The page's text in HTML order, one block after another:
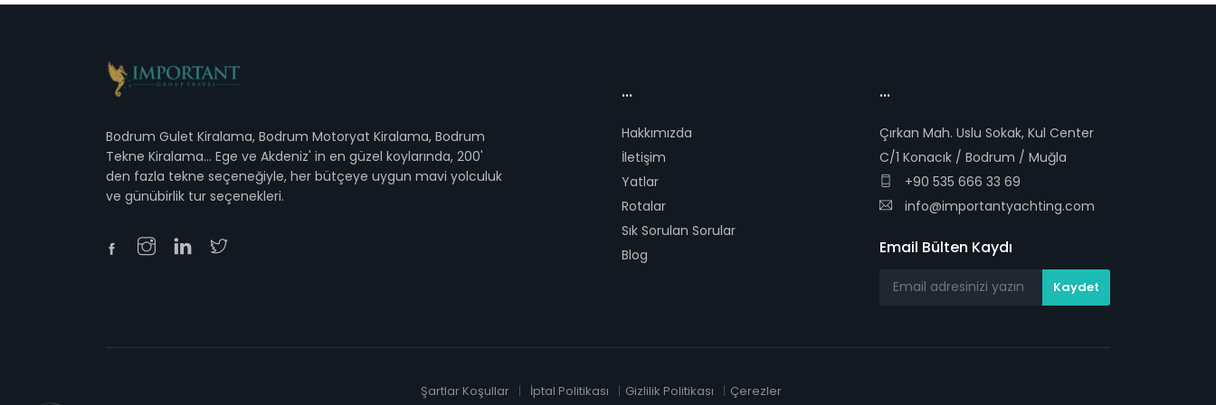
Bodrum Gulet Kiralama, Bodrum Motoryat Kiralama, Bodrum
Tekne Kiralama... Ege ve Akdeniz' in en güzel koylarında, 200'
den fazla tekne seçeneğiyle, her bütçeye uygun mavi yolculuk
ve günübirlik tur seçenekleri.
...
Hakkımızda
İletişim
Yatlar
Rotalar
Sık Sorulan Sorular
Blog
...
Çırkan Mah. Uslu Sokak, Kul Center
C/1 Konacık / Bodrum / Muğla
+90 535 666 33 69
info@importantyachting.com
Email Bülten Kaydı
Şartlar Koşullar İptal Politikası Gizlilik Politikası Çerezler